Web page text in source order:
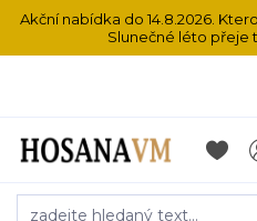
Akční nabídka do 14.8.2026.
Slunečné léto přeje